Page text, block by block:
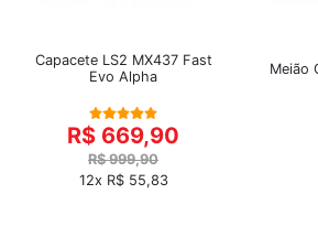
Capacete LS2 MX437 Fast
Evo Alpha
R$ 669,90
R$ 999,90
12x R$ 55,83
Meião